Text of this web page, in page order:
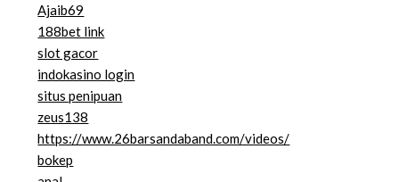
Ajaib69
188bet link
slot gacor
indokasino login
situs penipuan
zeus138
https://www.26barsandaband.com/videos/
bokep